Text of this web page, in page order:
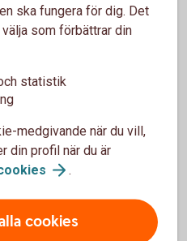
inom pension.
ska fungera för dig. Det
som förbättrar din
statistik
medgivande när du vill,
din profil när du är
.
cookies